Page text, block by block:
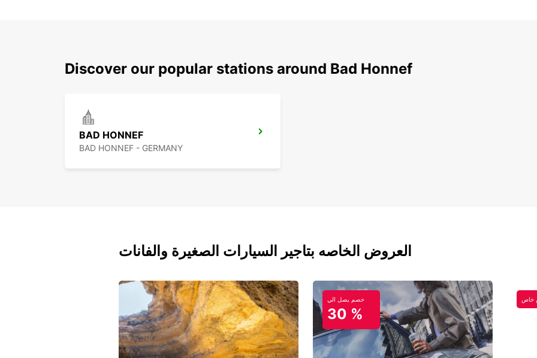
Discover our popular stations around Bad Honnef
BAD HONNEF
BAD HONNEF - GERMANY
العروض الخاصه بتاجير السيارات الصغيرة والفانات
خصم يصل الي
30 %
خاص